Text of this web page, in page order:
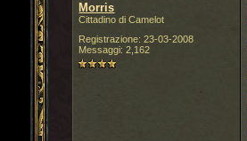
Morris
Cittadino di Camelot
Registrazione: 23-03-2008
Messaggi: 2,162